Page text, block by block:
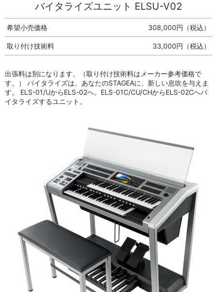
バイタライズユニット ELSU-V02
希望小売価格 308,000円（税込）
取り付け技術料 33,000円（税込）
出張料は別になります。（取り付け技術料はメーカー参考価格で
す。） バイタライズは、あなたのSTAGEAに、新しい息吹を与えま
す。 ELS-01/UからELS-02へ、ELS-01C/CU/CHからELS-02Cへバ
イタライズするユニット。